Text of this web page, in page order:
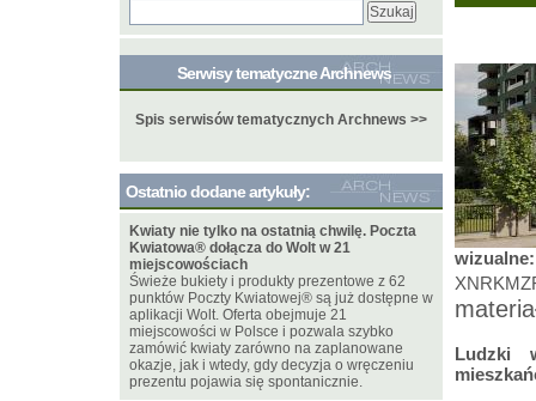
Ludzki
Serwisy tematyczne Archnews
Spis serwisów tematycznych Archnews >>
Ostatnio dodane artykuły:
Kwiaty nie tylko na ostatnią chwilę. Poczta
Kwiatowa® dołącza do Wolt w 21
miejscowościach
Świeże bukiety i produkty prezentowe z 62
punktów Poczty Kwiatowej® są już dostępne w
aplikacji Wolt. Oferta obejmuje 21
miejscowości w Polsce i pozwala szybko
zamówić kwiaty zarówno na zaplanowane
okazje, jak i wtedy, gdy decyzja o wręczeniu
prezentu pojawia się spontanicznie.